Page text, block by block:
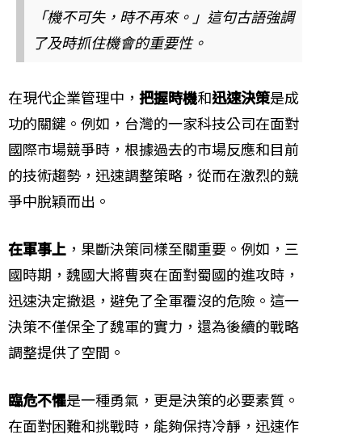
「機不可失，時不再來。」這句古語強調
了及時抓住機會的重要性。
在現代企業管理中， 把握時機和迅速決策是成
功的關鍵。例如，台灣的一家科技公司在面對
國際市場競爭時，根據過去的市場反應和目前
的技術趨勢，迅速調整策略，從而在激烈的競
爭中脫穎而出。
在軍事上 ，果斷決策同樣至關重要。例如，三
國時期，魏國大將曹爽在面對蜀國的進攻時，
迅速決定撤退，避免了全軍覆沒的危險。這一
決策不僅保全了魏軍的實力，還為後續的戰略
調整提供了空間。
臨危不懼是一種勇氣，更是決策的必要素質。
在面對困難和挑戰時，能夠保持冷靜，迅速作